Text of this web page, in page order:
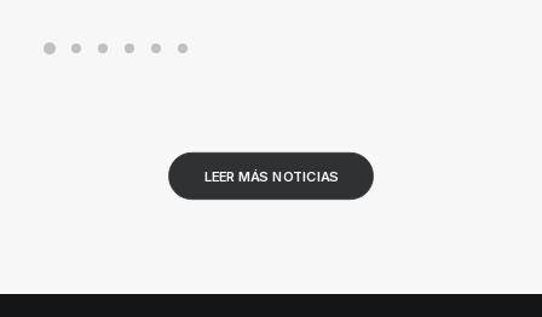
LEER MÁS NOTICIAS